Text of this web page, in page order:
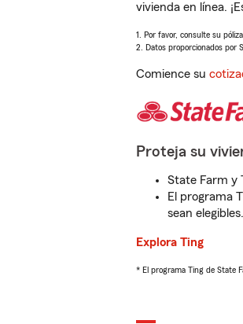
vivienda en línea.
1. Por favor, consulte su
2. Datos proporcionados por
Comience su
Proteja su
State Farm y
El programa
sean elegibles.
Explora Ting
* El programa Ting de State